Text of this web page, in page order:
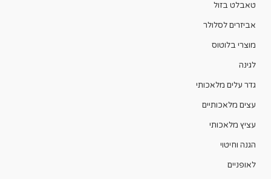
טאבלט בזול
אביזרים לסלולר
מוצרי בלוטוס
לגינה
גדר עלים מלאכותי
עצים מלאכותיים
עציץ מלאכותי
הגנה וחיטוי
לאופניים